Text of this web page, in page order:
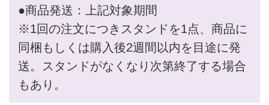
●商品発送：上記対象期間
※1回の注文につきスタンドを1点、商品に
同梱もしくは購入後2週間以内を目途に発
送。スタンドがなくなり次第終了する場合
もあり。